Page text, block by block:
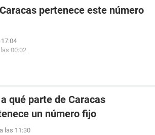
pertenece este número
00:02
qué parte de Caracas
un número fijo
las 11:30